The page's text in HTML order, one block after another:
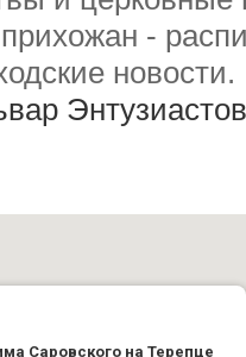
-
новости.
Саровского на Терепце